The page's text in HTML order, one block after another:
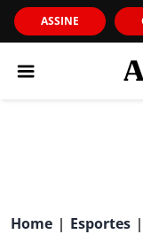
ASSINE
Home | Esportes |